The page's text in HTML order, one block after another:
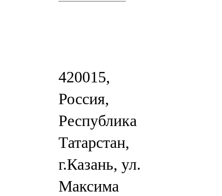
420015,
Россия,
Республика
Татарстан,
г.Казань, ул.
Максима